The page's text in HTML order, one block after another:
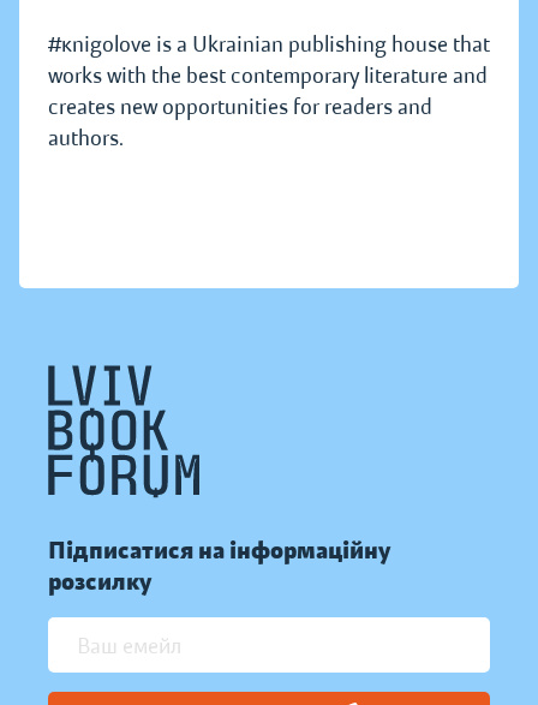
#кnigolove is a Ukrainian publishing house that
works with the best contemporary literature and
creates new opportunities for readers and
authors.
Підписатися на інформаційну
розсилку